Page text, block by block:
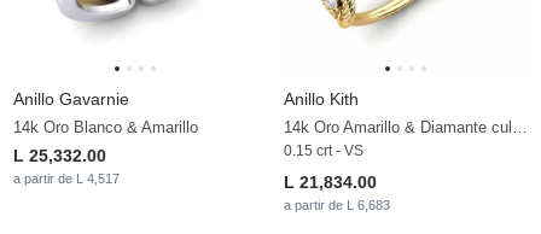
Anillo Gavarnie
14k Oro Blanco & Amarillo
L 25,332.00
a partir de L 4,517
Anillo Kith
0.15 crt - VS
L 21,834.00
a partir de L 6,683